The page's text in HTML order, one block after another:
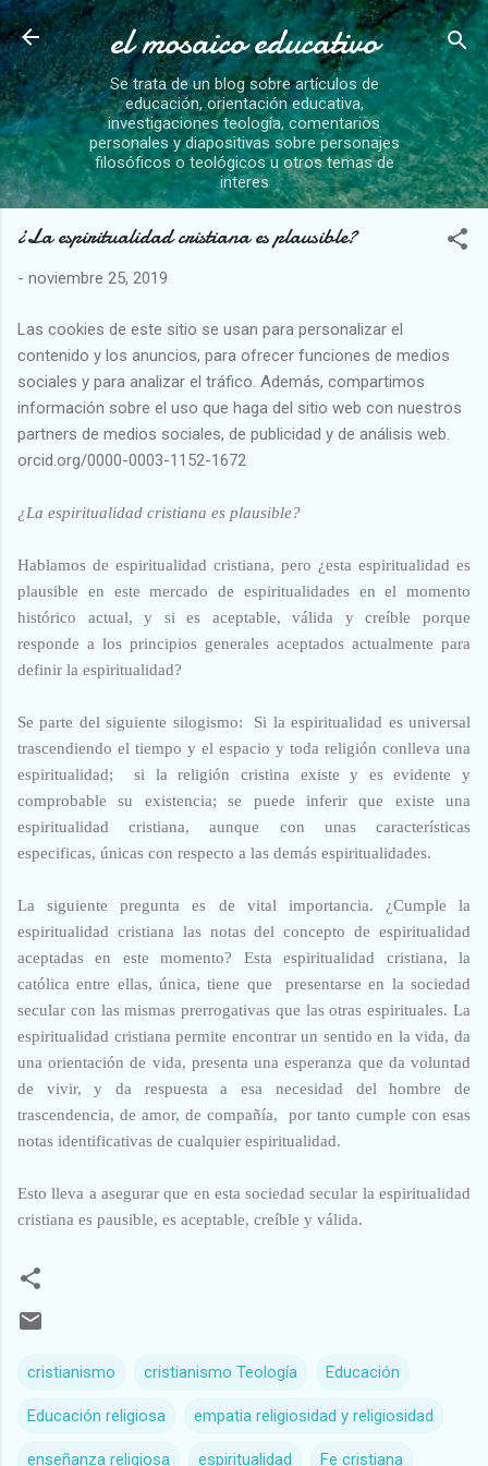
Ir al contenido principal
el mosaico educativo
Se trata de un blog sobre artículos de
educación, orientación educativa,
investigaciones teología, comentarios
personales y diapositivas sobre personajes
filosóficos o teológicos u otros temas de
interes
¿La espiritualidad cristiana es plausible?
- noviembre 25, 2019
Las cookies de este sitio se usan para personalizar el
contenido y los anuncios, para ofrecer funciones de medios
sociales y para analizar el tráfico. Además, compartimos
información sobre el uso que haga del sitio web con nuestros
partners de medios sociales, de publicidad y de análisis web.
orcid.org/0000-0003-1152-1672
¿La espiritualidad cristiana es plausible?
Hablamos de espiritualidad cristiana, pero ¿esta espiritualidad es
plausible en este mercado de espiritualidades en el momento
histórico actual, y si es aceptable, válida y creíble porque
responde a los principios generales aceptados actualmente para
definir la espiritualidad?
Se parte del siguiente silogismo: Si la espiritualidad es universal
trascendiendo el tiempo y el espacio y toda religión conlleva una
espiritualidad; si la religión cristina existe y es evidente y
comprobable su existencia; se puede inferir que existe una
espiritualidad cristiana, aunque con unas características
especificas, únicas con respecto a las demás espiritualidades.
La siguiente pregunta es de vital importancia. ¿Cumple la
espiritualidad cristiana las notas del concepto de espiritualidad
aceptadas en este momento? Esta espiritualidad cristiana, la
católica entre ellas, única, tiene que presentarse en la sociedad
secular con las mismas prerrogativas que las otras espirituales. La
espiritualidad cristiana permite encontrar un sentido en la vida, da
una orientación de vida, presenta una esperanza que da voluntad
de vivir, y da respuesta a esa necesidad del hombre de
trascendencia, de amor, de compañía, por tanto cumple con esas
notas identificativas de cualquier espiritualidad.
Esto lleva a asegurar que en esta sociedad secular la espiritualidad
cristiana es pausible, es aceptable, creíble y válida.
cristianismo cristianismo Teología Educación
Educación religiosa empatia religiosidad y religiosidad
enseñanza religiosa espiritualidad Fe cristiana